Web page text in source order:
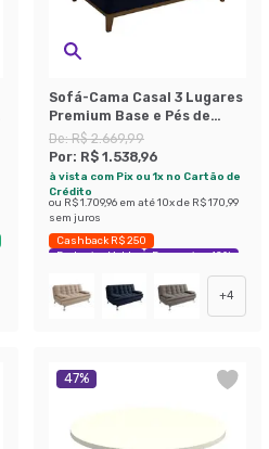
Sofá-Cama Casal 3 Lugares
Premium Base e Pés de
Madeira Linho Azul Marinho
De:R$ 2.669,99
Por: R$ 1.538,96
à vista com Pix ou 1x no Cartão de
Crédito
ou R$ 1.709,96 em até10x de R$ 170,99
sem juros
Cashback R$ 250
Exclusivo Mobly
Economize 42%
+4
47%